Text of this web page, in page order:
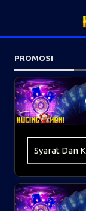
PROMOSI